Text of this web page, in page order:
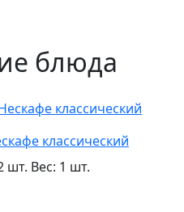
блюда
классический
шт. Вес: 1 шт.